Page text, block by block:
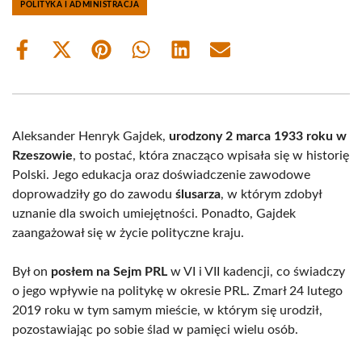
POLITYKA I ADMINISTRACJA
Share
Share
(Twitter)
Share Share Share Share
Aleksander Henryk Gajdek, urodzony 2 marca 1933 roku w
Rzeszowie, to postać, która znacząco wpisała się w historię
Polski. Jego edukacja oraz doświadczenie zawodowe
doprowadziły go do zawodu ślusarza, w którym zdobył
uznanie dla swoich umiejętności. Ponadto, Gajdek
zaangażował się w życie polityczne kraju.
Był on posłem na Sejm PRL w VI i VII kadencji, co świadczy
o jego wpływie na politykę w okresie PRL. Zmarł 24 lutego
2019 roku w tym samym mieście, w którym się urodził,
pozostawiając po sobie ślad w pamięci wielu osób.